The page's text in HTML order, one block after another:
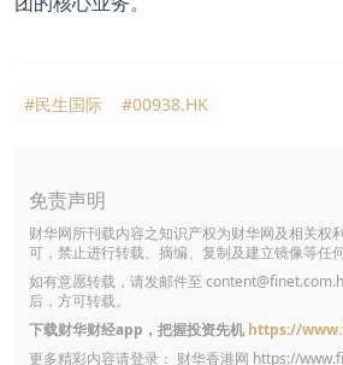
#民生国际 #00938.HK
免责声明
财华网所刊载内容之知识产权为财华网及相关权
可，禁止进行转载、摘编、复制及建立镜像等任何
如有意愿转载，请发邮件至
后，方可转载。
下载财华财经app，把握投资先机 https://
更多精彩内容请登录： 财华香港网 https://